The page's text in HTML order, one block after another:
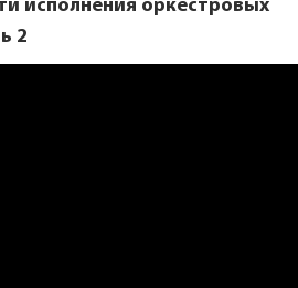
исполнения оркестровых
2